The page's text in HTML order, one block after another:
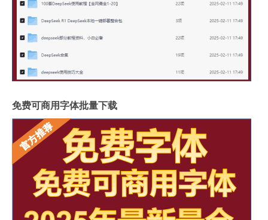
免费可商用字体批量下载